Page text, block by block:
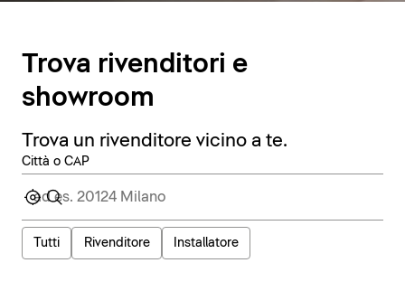
Trova rivenditori e
showroom
Trova un rivenditore vicino a te.
Città o CAP
Tutti Rivenditore Installatore